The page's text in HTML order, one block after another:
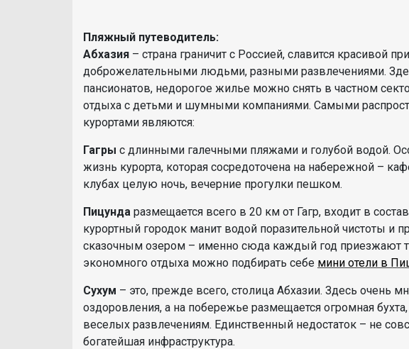
Пляжный путеводитель:
Абхазия – страна граничит с Россией, славится красивой
доброжелательными людьми, разными развлечениями.
пансионатов, недорогое жилье можно снять в частном
отдыха с детьми и шумными компаниями. Самыми
курортами являются:
Гагры с длинными галечными пляжами и голубой водой.
жизнь курорта, которая сосредоточена на набережной –
клубах целую ночь, вечерние прогулки пешком.
Пицунда размещается всего в 20 км от Гагр, входит в
курортный городок манит водой поразительной чистоты и
сказочным озером – именно сюда каждый год приезжают
экономного отдыха можно подбирать себе мини отели в
Сухум – это, прежде всего, столица Абхазии. Здесь очень
оздоровления, а на побережье размещается огромная
веселых развлечениям. Единственный недостаток – не
богатейшая инфраструктура.